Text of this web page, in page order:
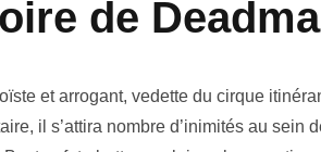
de
et arrogant, vedette du cirque
il s’attira nombre d’inimités au sein